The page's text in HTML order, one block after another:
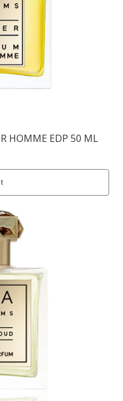
HOMME EDP 50 ML